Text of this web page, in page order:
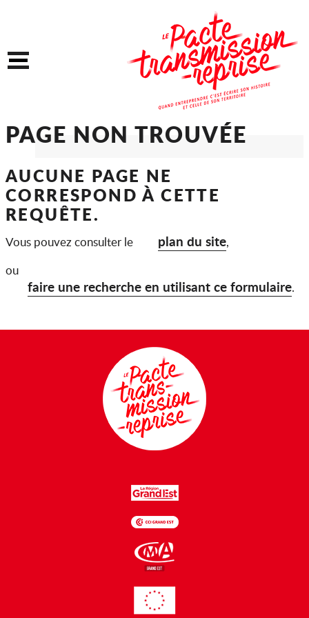
Menu
PAGE NON TROUVÉE
AUCUNE PAGE NE
CORRESPOND À CETTE
REQUÊTE.
Vous pouvez consulter le plan du site,
ou
faire une recherche en utilisant ce formulaire.